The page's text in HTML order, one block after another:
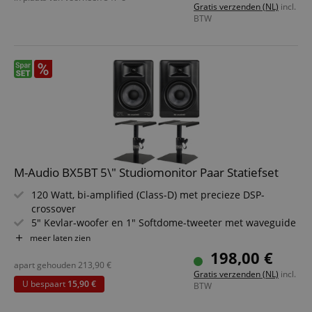
Besparingsset inclusief keyboardstandaardGratis verzenden (NL) incl.
BTW
M-Audio BX5BT 5\" Studiomonitor Paar Statiefset
120 Watt, bi-amplified (Class-D) met precieze DSP-
crossover
5" Kevlar-woofer en 1" Softdome-tweeter met waveguide
Frontpaneel-referentiemodi: FLAT, HYPE, CUSTOM voor
Bluetooth 5.0 streaming met bereik tot 30,5 m
5-bands EQ en presets via de M-Audio Studio Control
App
meer laten zien
198,00 €
Gratis verzenden (NL) incl.
BTW
apart gehouden213,90 €
U bespaart 15,90 €